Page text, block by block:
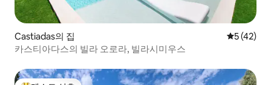
Castiadas의 집 평점 5점
5 (42)
카스티아다스의 빌라 오로라, 빌라시미우스